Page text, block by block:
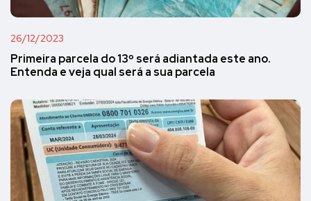
26/12/2023
Primeira parcela do 13º será adiantada este ano.
Entenda e veja qual será a sua parcela